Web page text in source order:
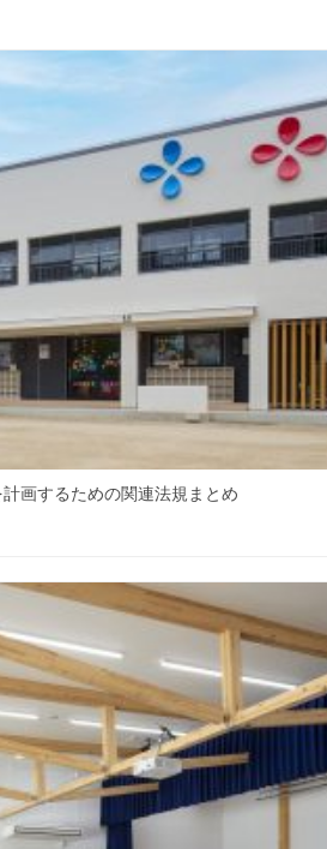
画するための関連法規まとめ